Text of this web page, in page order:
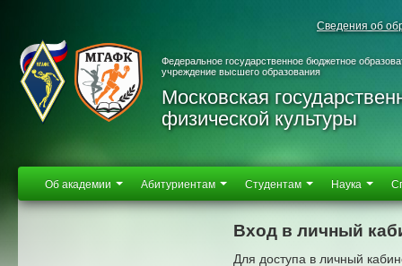
Сведения об
Федеральное государственное бюджетное
учреждение высшего образования
Московская
физической культуры
Об академии Абитуриентам Студентам Наука
Вход в личный
Для доступа в личный